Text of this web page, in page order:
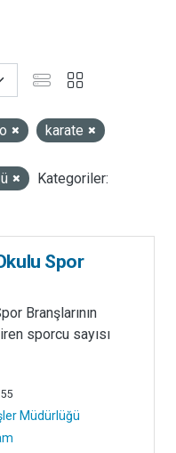
karate
Kategoriler:
Spor
Branşlarının
sporcu sayısı
Müdürlüğü